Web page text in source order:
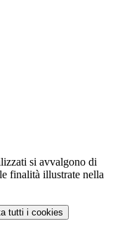
si avvalgono di
finalità illustrate nella
tutti i cookies